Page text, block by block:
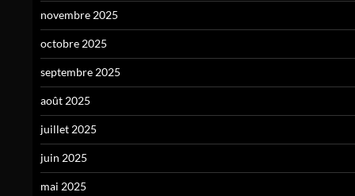
novembre 2025
octobre 2025
septembre 2025
août 2025
juillet 2025
juin 2025
mai 2025